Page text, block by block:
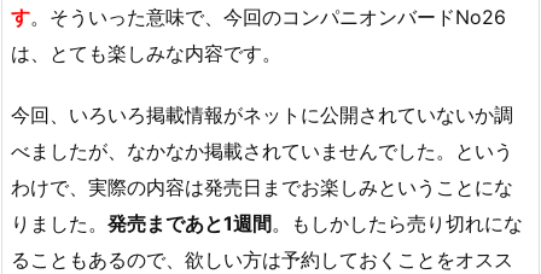
す。そういった意味で、今回のコンパニオンバードNo26
は、とても楽しみな内容です。
今回、いろいろ掲載情報がネットに公開されていないか調
べましたが、なかなか掲載されていませんでした。という
わけで、実際の内容は発売日までお楽しみということにな
りました。 発売まであと1週間。もしかしたら売り切れにな
ることもあるので、欲しい方は予約しておくことをオスス